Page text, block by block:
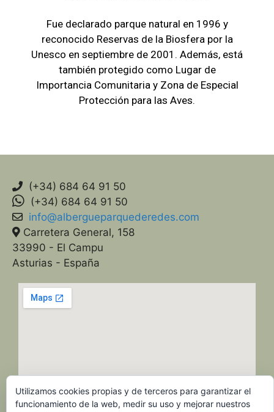
Fue declarado parque natural en 1996 y
reconocido Reservas de la Biosfera por la
Unesco en septiembre de 2001. Además, está
también protegido como Lugar de
Importancia Comunitaria y Zona de Especial
Protección para las Aves.
(+34) 684 64 91 50
(+34) 684 64 91 50
info@albergueparquederedes.com
Carretera General, 158
33990 - El Campu
Asturias - España
Utilizamos cookies propias y de terceros para garantizar el
funcionamiento de la web, medir su uso y mejorar nuestros